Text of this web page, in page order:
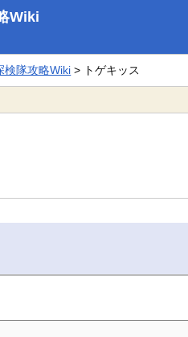
Wiki
検隊攻略Wiki > トゲキッス